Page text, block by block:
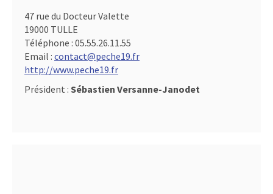
47 rue du Docteur Valette
19000 TULLE
Téléphone : 05.55.26.11.55
Email : contact@peche19.fr
http://www.peche19.fr
Président : Sébastien Versanne-Janodet